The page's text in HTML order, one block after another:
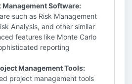
Management Software:
such as Risk Management
Analysis, and other similar
features like Monte Carlo
reporting
Management Tools:
project management tools